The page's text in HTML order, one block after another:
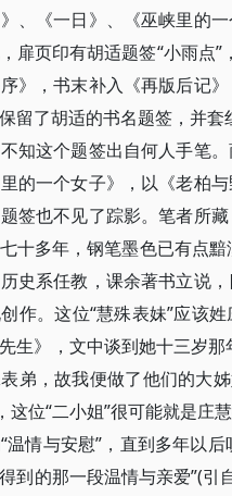
、《一日》、《巫峡里的
扉页印有胡适题签“小雨点
》，书末补入《再版后记
留了胡适的书名题签，并套
知这个题签出自何人手笔
的一个女子》，以《老柏
签也不见了踪影。笔者所
十多年，钢笔墨色已有点
史系任教，课余著书立说
作。这位“慧殊表妹”应
生》，文中谈到她十三岁
弟，故我便做了他们的大
这位“二小姐”很可能就是庄
温情与安慰”，直到多年以
到的那一段温情与亲爱”(引